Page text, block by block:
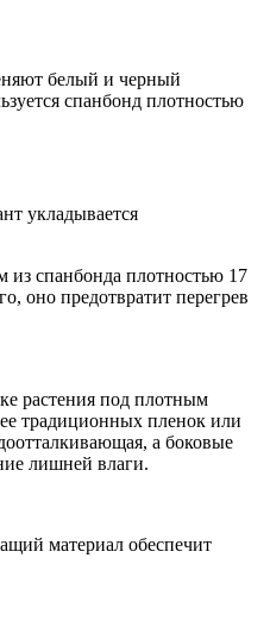
белый и черный
спанбонд плотностью
укладывается
из спанбонда плотностью 17
оно предотвратит перегрев
растения под плотным
традиционных пленок или
а боковые
лишней влаги.
материал обеспечит